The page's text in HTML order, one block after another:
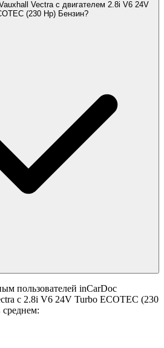
Vectra с двигателем 2.8i V6 24V
(230 Hp) Бензин?
пользователей inCarDoc
с 2.8i V6 24V Turbo ECOTEC (230
среднем: